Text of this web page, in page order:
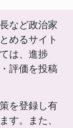
など政治家
めるサイト
は、進捗
評価を投稿
を登録し有
す。また、